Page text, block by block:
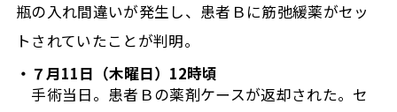
瓶の入れ間違いが発生し、患者Ｂに筋弛緩薬がセッ
トされていたことが判明。
・７月11日（木曜日）12時頃
手術当日。患者Ｂの薬剤ケースが返却された。セ